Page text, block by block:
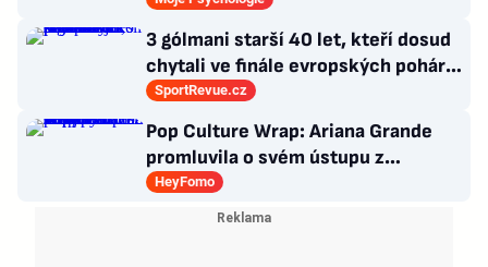
3 gólmani starší 40 let, kteří dosud
chytali ve finále evropských pohárů.
Všichni odešli ze hřiště jako
poražení
SportRevue.cz
Pop Culture Wrap: Ariana Grande
promluvila o svém ústupu z
veřejného života a Sophia z
KATSEYE si dává pauzu od skupiny
HeyFomo